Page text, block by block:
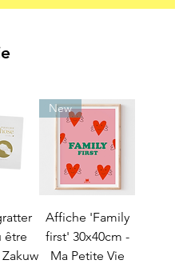
être
New
Affiche 'Family
first' 30x40cm -
Ma Petite Vie